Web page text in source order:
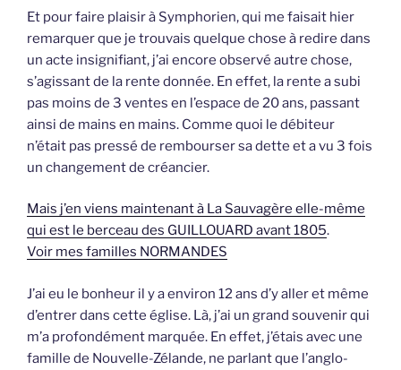
Et pour faire plaisir à Symphorien, qui me faisait hier
remarquer que je trouvais quelque chose à redire dans
un acte insignifiant, j’ai encore observé autre chose,
s’agissant de la rente donnée. En effet, la rente a subi
pas moins de 3 ventes en l’espace de 20 ans, passant
ainsi de mains en mains. Comme quoi le débiteur
n’était pas pressé de rembourser sa dette et a vu 3 fois
un changement de créancier.
Mais j’en viens maintenant à La Sauvagère elle-même
qui est le berceau des GUILLOUARD avant 1805.
Voir mes familles NORMANDES
J’ai eu le bonheur il y a environ 12 ans d’y aller et même
d’entrer dans cette église. Là, j’ai un grand souvenir qui
m’a profondément marquée. En effet, j’étais avec une
famille de Nouvelle-Zélande, ne parlant que l’anglo-